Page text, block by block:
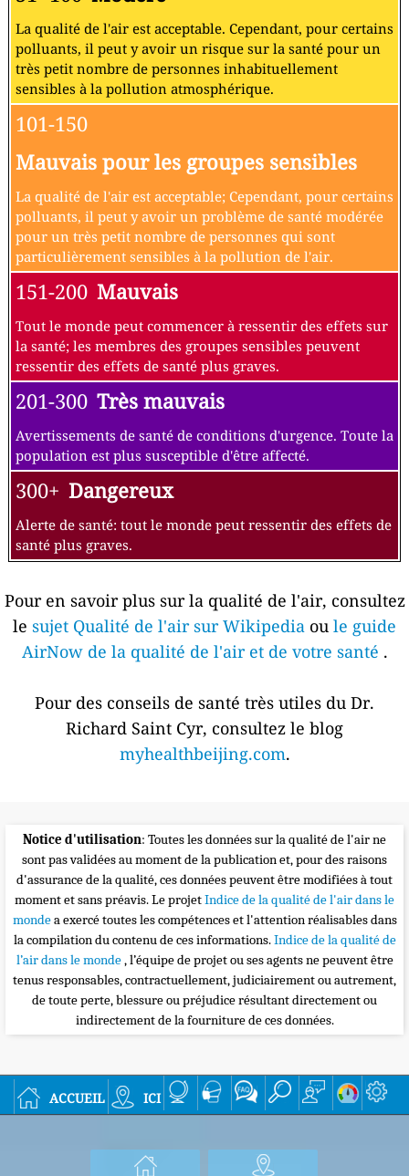
La qualité de l'air est acceptable. Cependant, pour certains
polluants, il peut y avoir un risque sur la santé pour un
très petit nombre de personnes inhabituellement
sensibles à la pollution atmosphérique.
101-150
Mauvais pour les groupes sensibles
La qualité de l'air est acceptable; Cependant, pour certains
polluants, il peut y avoir un problème de santé modérée
pour un très petit nombre de personnes qui sont
particulièrement sensibles à la pollution de l'air.
151-200 Mauvais
Tout le monde peut commencer à ressentir des effets sur
la santé; les membres des groupes sensibles peuvent
ressentir des effets de santé plus graves.
201-300 Très mauvais
Avertissements de santé de conditions d'urgence. Toute la
population est plus susceptible d'être affecté.
300+ Dangereux
Alerte de santé: tout le monde peut ressentir des effets de
santé plus graves.
Pour en savoir plus sur la qualité de l'air, consultez
le sujet Qualité de l'air sur Wikipedia ou le guide
AirNow de la qualité de l'air et de votre santé .
Pour des conseils de santé très utiles du Dr.
Richard Saint Cyr, consultez le blog
myhealthbeijing.com.
Notice d'utilisation: Toutes les données sur la qualité de l'air ne
sont pas validées au moment de la publication et, pour des raisons
d'assurance de la qualité, ces données peuvent être modifiées à tout
moment et sans préavis. Le projetIndice de la qualité de l'air dans le
mondea exercé toutes les compétences et l'attention réalisables dans
la compilation du contenu de ces informations.Indice de la qualité de
l’air dans le monde, l’équipe de projet ou ses agents ne peuvent être
tenus responsables, contractuellement, judiciairement ou autrement,
de toute perte, blessure ou préjudice résultant directement ou
indirectement de la fourniture de ces données.
accueil ici